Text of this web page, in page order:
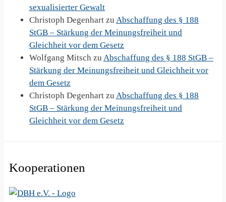
sexualisierter Gewalt
Christoph Degenhart zu Abschaffung des § 188
StGB – Stärkung der Meinungsfreiheit und
Gleichheit vor dem Gesetz
Wolfgang Mitsch zu Abschaffung des § 188 StGB –
Stärkung der Meinungsfreiheit und Gleichheit vor
dem Gesetz
Christoph Degenhart zu Abschaffung des § 188
StGB – Stärkung der Meinungsfreiheit und
Gleichheit vor dem Gesetz
Kooperationen